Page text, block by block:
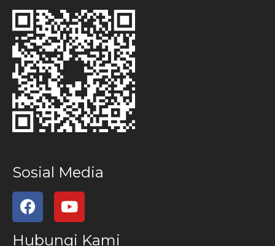
Sosial Media
Hubungi Kami